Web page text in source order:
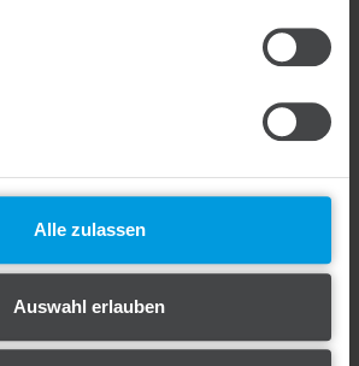
Alle zulassen
Auswahl erlauben